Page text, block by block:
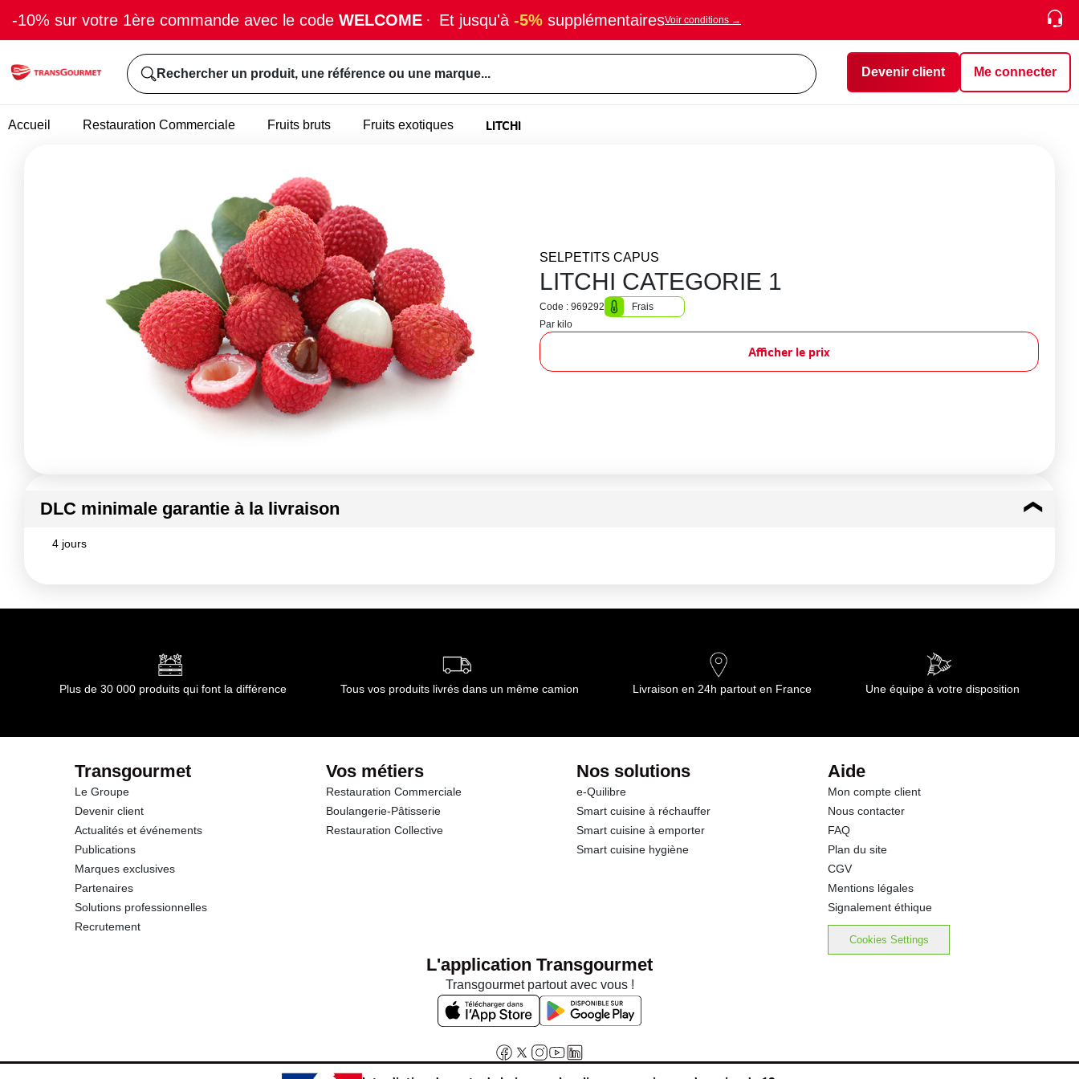
-10% sur votre 1ère commande avec le code WELCOME · Et jusqu'à -5% supplémentairesVoir conditions →
Rechercher un produit, une référence ou une marque... Devenir client Me connecter
Accueil Restauration Commerciale Fruits bruts Fruits exotiques LITCHI
SELPETITS CAPUS
LITCHI CATEGORIE 1
Code : 969292
Frais
Par kilo
Afficher le prix
DLC minimale garantie à la livraison
4 jours
Plus de 30 000 produits qui font la différence Tous vos produits livrés dans un même camion Livraison en 24h partout en France Une équipe à votre disposition
Transgourmet
Le Groupe
Devenir client
Actualités et événements
Publications
Marques exclusives
Partenaires
Solutions professionnelles
Recrutement
Vos métiers
Restauration Commerciale
Boulangerie-Pâtisserie
Restauration Collective
Nos solutions
e-Quilibre
Smart cuisine à réchauffer
Smart cuisine à emporter
Smart cuisine hygiène
Aide
Mon compte client
Nous contacter
FAQ
Plan du site
CGV
Mentions légales
Signalement éthique
Cookies Settings
L'application Transgourmet
Transgourmet partout avec vous !